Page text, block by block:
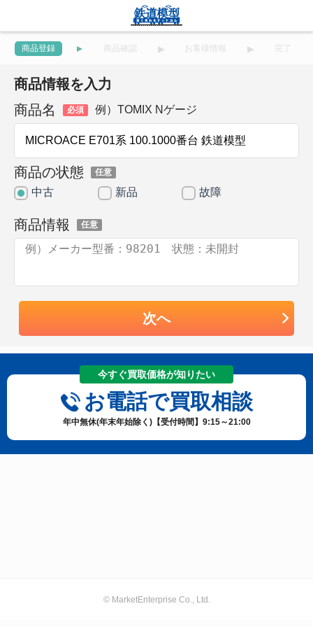
商品登録 商品確認 お客様情報 完了
商品情報を入力
商品名
必須 例）TOMIX Nゲージ
商品の状態 任意
中古 新品 故障
商品情報 任意
次へ
今すぐ買取価格が知りたい
お電話で買取相談
年中無休(年末年始除く)【受付時間】9:15～21:00
© MarketEnterprise Co., Ltd.